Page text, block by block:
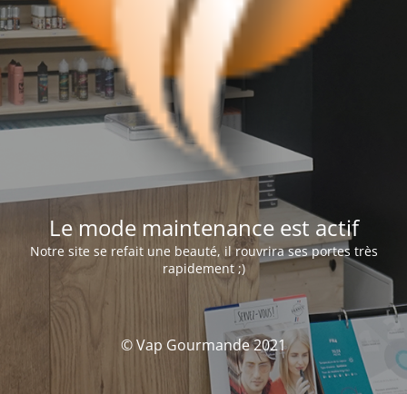
Le mode maintenance est actif
Notre site se refait une beauté, il rouvrira ses portes très
rapidement ;)
© Vap Gourmande 2021